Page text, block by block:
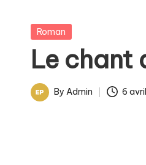
e
e
t
les
goûts,
des
pour
Posted
Roman
Le chant
Posted
By Admin 6